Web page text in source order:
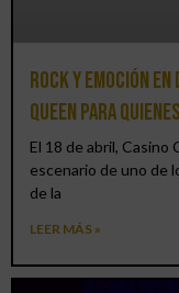
Rock y emoción
Queen para
El 18 de abril, Casino
escenario de uno de
de la
LEER MÁS »